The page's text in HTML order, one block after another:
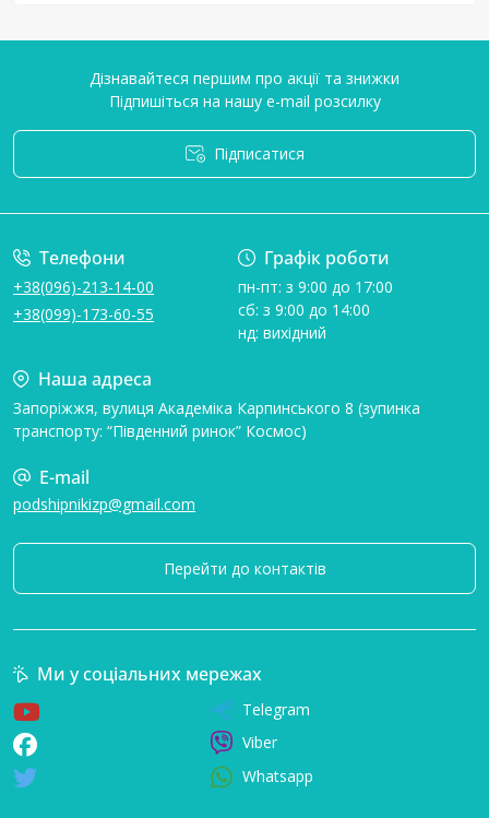
Дізнавайтеся першим про акції та знижки
Підпишіться на нашу e-mail розсилку
Підписатися
Телефони
+38(096)-213-14-00
+38(099)-173-60-55
Графік роботи
пн-пт: з 9:00 до 17:00
сб: з 9:00 до 14:00
нд: вихідний
Наша адреса
Запоріжжя, вулиця Академіка Карпинського 8 (зупинка
транспорту: “Південний ринок” Космос)
E-mail
podshipnikizp@gmail.com
Перейти до контактів
Ми у соціальних мережах
Telegram
Viber
Whatsapp